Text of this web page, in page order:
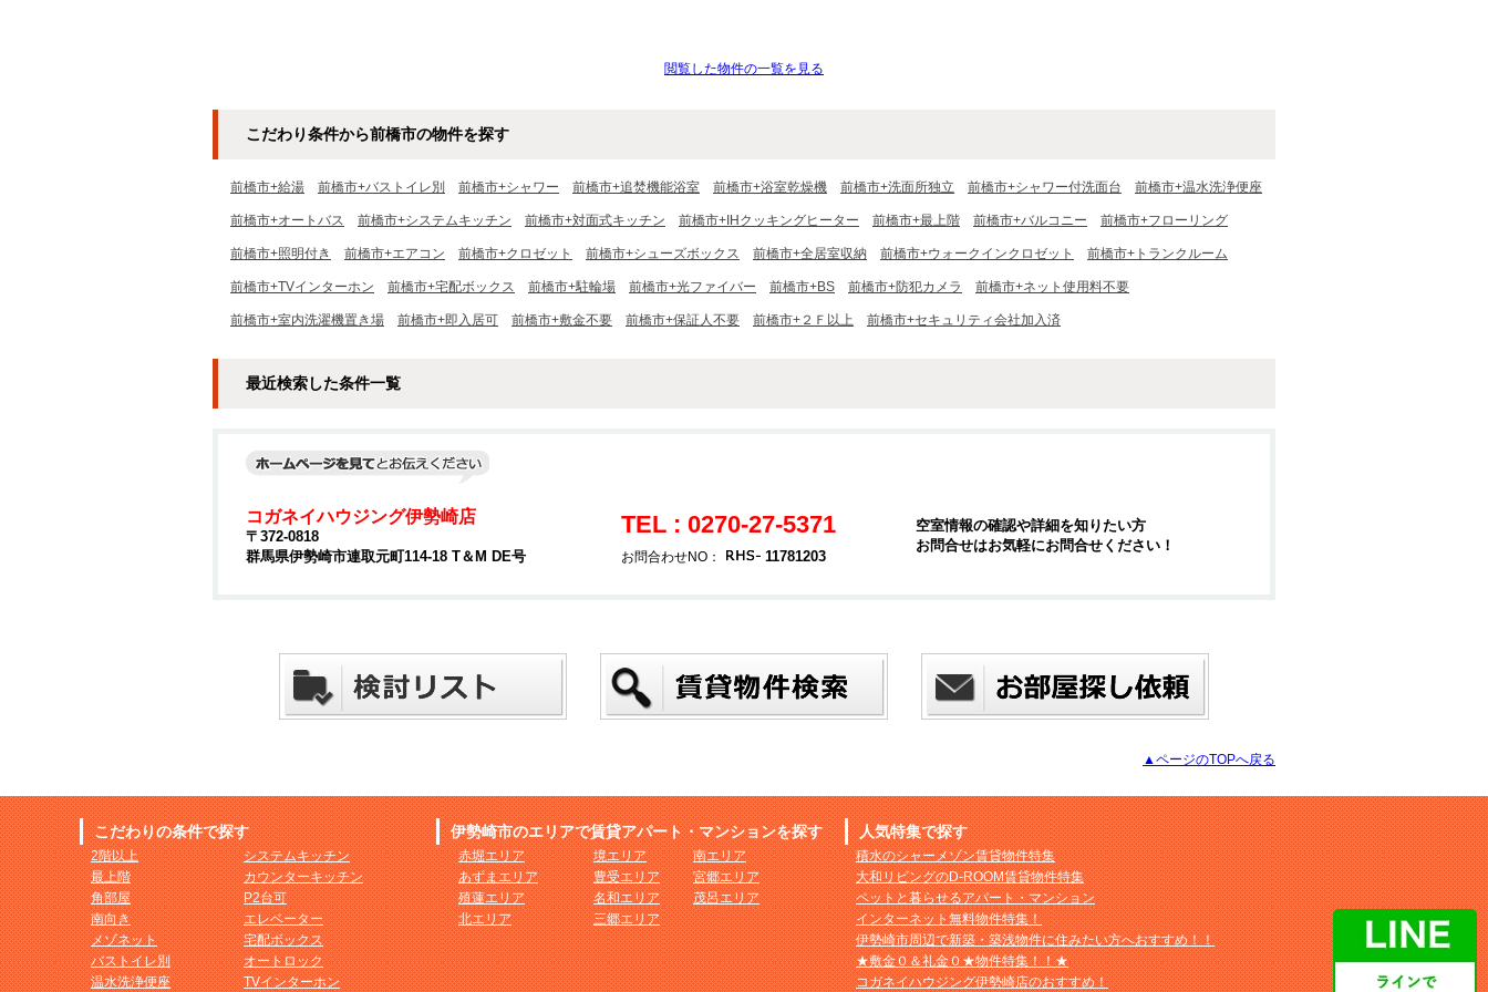
閲覧した物件の一覧を見る
こだわり条件から前橋市の物件を探す
前橋市+給湯 前橋市+バストイレ別 前橋市+シャワー 前橋市+追焚機能浴室 前橋市+浴室乾燥機 前橋市+洗面所独立 前橋市+シャワー付洗面台 前橋市+温水洗浄便座
前橋市+オートバス 前橋市+システムキッチン 前橋市+対面式キッチン 前橋市+IHクッキングヒーター 前橋市+最上階 前橋市+バルコニー 前橋市+フローリング
前橋市+照明付き 前橋市+エアコン 前橋市+クロゼット 前橋市+シューズボックス 前橋市+全居室収納 前橋市+ウォークインクロゼット 前橋市+トランクルーム
前橋市+TVインターホン 前橋市+宅配ボックス 前橋市+駐輪場 前橋市+光ファイバー 前橋市+BS 前橋市+防犯カメラ 前橋市+ネット使用料不要
前橋市+室内洗濯機置き場 前橋市+即入居可 前橋市+敷金不要 前橋市+保証人不要 前橋市+２Ｆ以上 前橋市+セキュリティ会社加入済
最近検索した条件一覧
コガネイハウジング伊勢崎店
〒372-0818
群馬県伊勢崎市連取元町114-18 T＆M DE号
TEL : 0270-27-5371
お問合わせNO： 11781203
空室情報の確認や詳細を知りたい方
お問合せはお気軽にお問合せください！
▲ページのTOPへ戻る
こだわりの条件で探す
2階以上
最上階
角部屋
南向き
メゾネット
バストイレ別
温水洗浄便座
システムキッチン
カウンターキッチン
P2台可
エレベーター
宅配ボックス
オートロック
TVインターホン
伊勢崎市のエリアで賃貸アパート・マンションを探す
赤堀エリア
あずまエリア
殖蓮エリア
北エリア
境エリア
豊受エリア
名和エリア
三郷エリア
南エリア
宮郷エリア
茂呂エリア
人気特集で探す
積水のシャーメゾン賃貸物件特集
大和リビングのD-ROOM賃貸物件特集
ペットと暮らせるアパート・マンション
インターネット無料物件特集！
伊勢崎市周辺で新築・築浅物件に住みたい方へおすすめ！！
★敷金０＆礼金０★物件特集！！★
コガネイハウジング伊勢崎店のおすすめ！